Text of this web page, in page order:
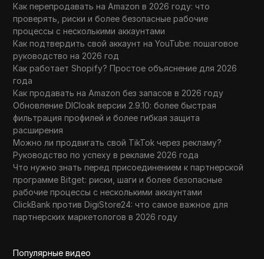
Как перепродавать на Amazon в 2026 году: что
проверять, риски и более безопасные рабочие
процессы с несколькими аккаунтами
Как подтвердить свой аккаунт на YouTube: пошаговое
руководство на 2026 год
Как работает Shopify? Простое объяснение для 2026
года
Как продавать на Amazon без запасов в 2026 году
Обновление DICloak версии 2.9.10: более быстрая
фильтрация профилей и более гибкая защита
расширения
Можно ли продвигать свой TikTok через рекламу?
Руководство по успеху в рекламе 2026 года
Что нужно знать перед присоединением к партнерской
программе Bitget: риски, шаги и более безопасные
рабочие процессы с несколькими аккаунтами
ClickBank против DigiStore24: что самое важное для
партнерских маркетологов в 2026 году
Популярные видео